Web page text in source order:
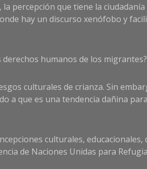
percepción que tiene la ciudadanía
hay un discurso xenófobo y
humanos de los migrantes?
culturales de crianza. Sin
a que es una tendencia dañina
culturales, educacionales,
de Naciones Unidas para